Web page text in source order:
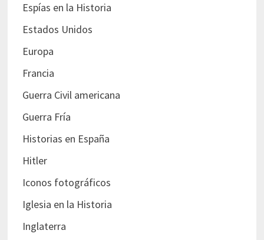
Espías en la Historia
Estados Unidos
Europa
Francia
Guerra Civil americana
Guerra Fría
Historias en España
Hitler
Iconos fotográficos
Iglesia en la Historia
Inglaterra